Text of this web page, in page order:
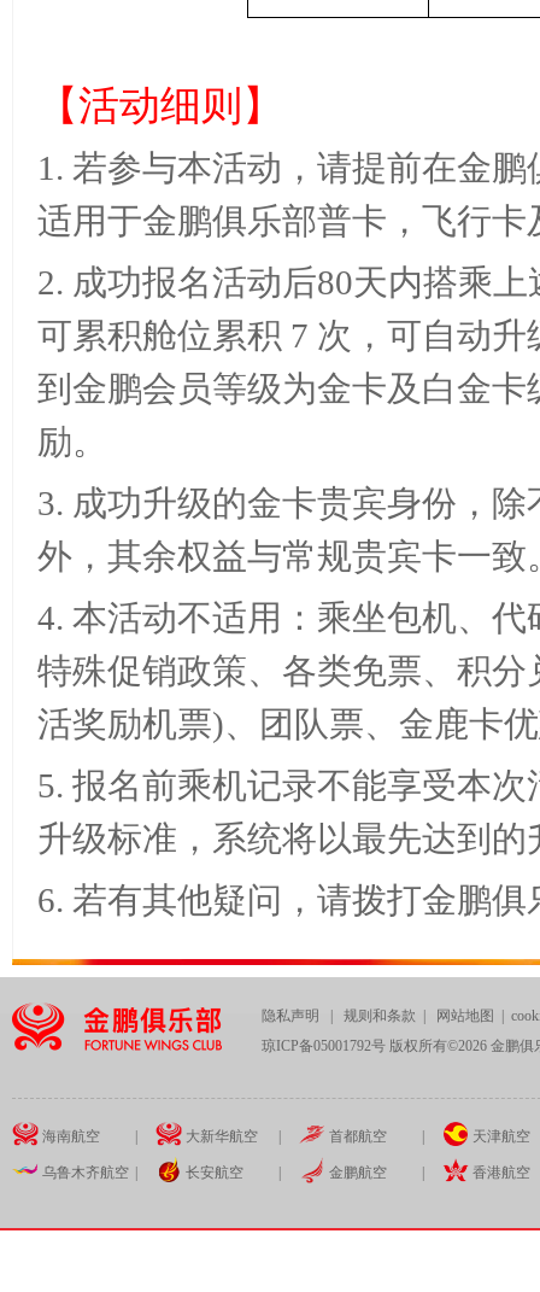
【活动细则 】
1. 若参与本活动，请提前在金
适用于金鹏俱乐部普卡，飞行卡
2. 成功报名活动后80天内搭乘上
可累积舱位累积 7 次，可自动
到金鹏会员等级为金卡及白金
励。
3. 成功升级的金卡贵宾身份，
外，其余权益与常规贵宾卡一致
4. 本活动不适用：乘坐包机、
特殊促销政策、各类免票、积分
活奖励机票)、团队票、金鹿卡
5. 报名前乘机记录不能享受本
升级标准，系统将以最先达到的
6. 若有其他疑问，请拨打金鹏俱
隐私声明 规则和条款 网站地图
琼ICP备05001792号 版权所有©2026 金鹏俱
海南航空 大新华航空 首都航空 天津航空
乌鲁木齐航空 长安航空 金鹏航空 香港航空